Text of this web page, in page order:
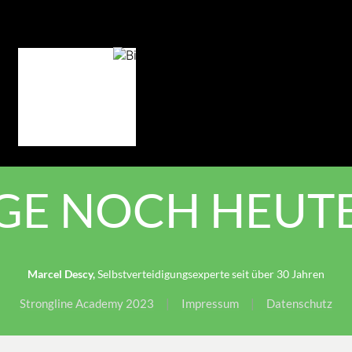
NOCH
Marcel Descy,Selbstverteidigungsexperte seit über 30 Jahren
Strongline Academy 2023 | Impressum | Datenschutz